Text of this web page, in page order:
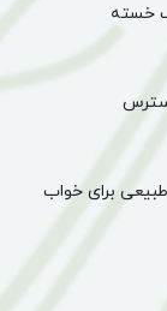
خستگی نمی‌خوابیم؟ ۷ راه طبیعی برای خواب